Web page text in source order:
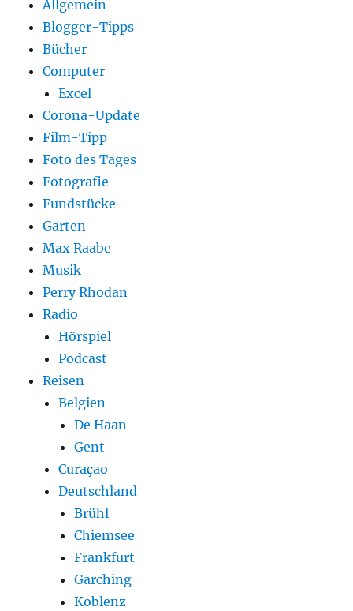
Allgemein
Blogger-Tipps
Bücher
Computer
Excel
Corona-Update
Film-Tipp
Foto des Tages
Fotografie
Fundstücke
Garten
Max Raabe
Musik
Perry Rhodan
Radio
Hörspiel
Podcast
Reisen
Belgien
De Haan
Gent
Curaçao
Deutschland
Brühl
Chiemsee
Frankfurt
Garching
Koblenz